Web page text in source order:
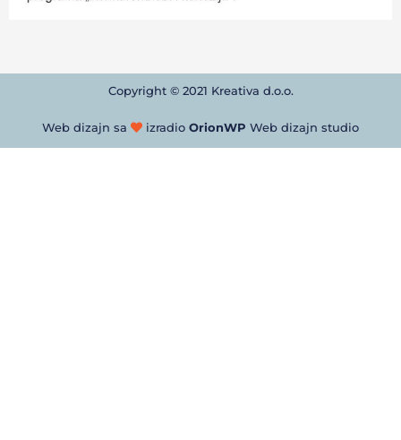
Copyright © 2021 Kreativa d.o.o.
Web dizajn sa izradio OrionWP Web dizajn studio